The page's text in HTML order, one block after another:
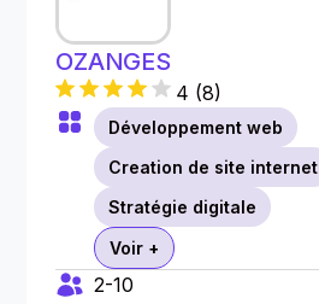
OZANGES
4 (8)
Développement web
Creation de site internet
Stratégie digitale
Voir +
2-10